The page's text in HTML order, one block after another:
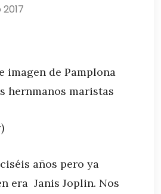
años pero ya
era Janis Joplin. Nos